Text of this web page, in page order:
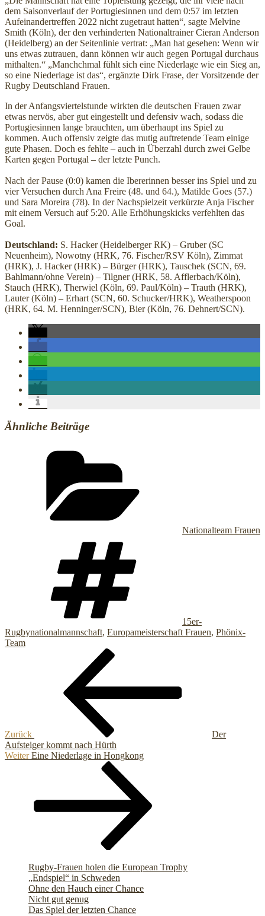
dem Saisonverlauf der Portugiesinnen und dem 0:57 im letzten
Aufeinandertreffen 2022 nicht zugetraut hatten“, sagte Melvine
Smith (Köln), der den verhinderten Nationaltrainer Cieran Anderson
(Heidelberg) an der Seitenlinie vertrat: „Man hat gesehen: Wenn wir
uns etwas zutrauen, dann können wir auch gegen Portugal durchaus
mithalten.“ „Manchchmal fühlt sich eine Niederlage wie ein Sieg an,
so eine Niederlage ist das“, ergänzte Dirk Frase, der Vorsitzende der
Rugby Deutschland Frauen.
In der Anfangsviertelstunde wirkten die deutschen Frauen zwar
etwas nervös, aber gut eingestellt und defensiv wach, sodass die
Portugiesinnen lange brauchten, um überhaupt ins Spiel zu
kommen. Auch offensiv zeigte das mutig auftretende Team einige
gute Phasen. Doch es fehlte – auch in Überzahl durch zwei Gelbe
Karten gegen Portugal – der letzte Punch.
Nach der Pause (0:0) kamen die Ibererinnen besser ins Spiel und zu
vier Versuchen durch Ana Freire (48. und 64.), Matilde Goes (57.)
und Sara Moreira (78). In der Nachspielzeit verkürzte Anja Fischer
mit einem Versuch auf 5:20. Alle Erhöhungskicks verfehlten das
Goal.
Deutschland: S. Hacker (Heidelberger RK) – Gruber (SC
Neuenheim), Nowotny (HRK, 76. Fischer/RSV Köln), Zimmat
(HRK), J. Hacker (HRK) – Bürger (HRK), Tauschek (SCN, 69.
Bahlmann/ohne Verein) – Tilgner (HRK, 58. Afflerbach/Köln),
Stauch (HRK), Therwiel (Köln, 69. Paul/Köln) – Trauth (HRK),
Lauter (Köln) – Erhart (SCN, 60. Schucker/HRK), Weatherspoon
(HRK, 64. M. Henninger/SCN), Bier (Köln, 76. Dehnert/SCN).
Ähnliche Beiträge
Nationalteam Frauen
15er-
Rugbynationalmannschaft, Europameisterschaft Frauen, Phönix-
Team
Beitragsnavigation
Zurück
Der
Aufsteiger kommt nach Hürth
Nächster
Weiter Eine Niederlage in Hongkong
Rugby-Frauen holen die European Trophy
„Endspiel“ in Schweden
Ohne den Hauch einer Chance
Nicht gut genug
Das Spiel der letzten Chance